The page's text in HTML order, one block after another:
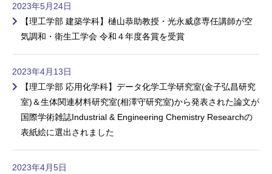
2023年5月24日
【理工学部 建築学科】樋山恭助教授・光永威彦専任講師が空
気調和・衛生工学会 令和４年度各賞を受賞
2023年4月13日
【理工学部 応用化学科】データ化学工学研究室(金子弘昌研究
室)＆生体関連材料研究室(相澤守研究室)から発表された論文が
国際学術雑誌Industrial & Engineering Chemistry Researchの
表紙絵に選出されました
2023年4月5日